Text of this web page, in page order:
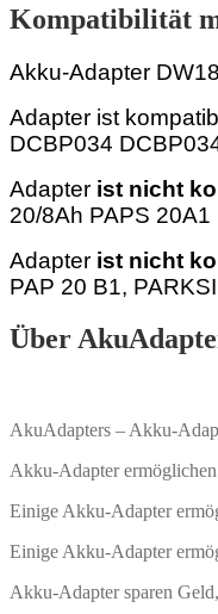
Kompatibilität
Akku-Adapter
Adapter ist
DCBP034
Adapter ist nicht
20/8Ah PAPS
Adapter ist nicht
PAP 20 B1,
Über
AkuAdapters – Akku-
Akku-Adapter
Einige Akku-Adapter
Einige Akku-Adapter
Akku-Adapter sparen